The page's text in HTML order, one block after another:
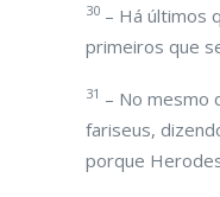
30 – Há últimos
primeiros que
31 – No mesmo
fariseus,
porque